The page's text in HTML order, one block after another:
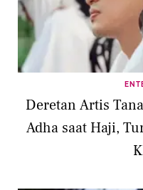
Deretan Artis
Adha saat Haji,